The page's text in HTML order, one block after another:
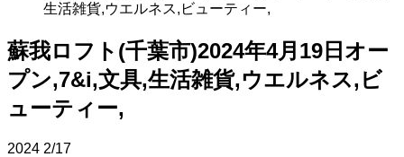
生活雑貨,ウエルネス,ビューティー,
蘇我ロフト(千葉市)2024年4月19日オー
プン,7&i,文具,生活雑貨,ウエルネス,ビ
ューティー,
2024 2/17